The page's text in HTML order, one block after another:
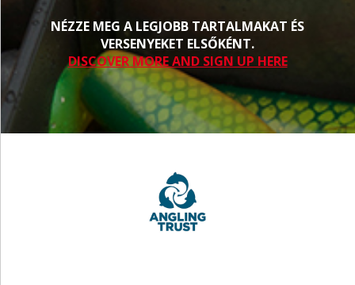
NÉZZE MEG A LEGJOBB TARTALMAKAT ÉS
VERSENYEKET ELSŐKÉNT.
DISCOVER MORE AND SIGN UP HERE